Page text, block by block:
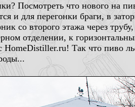
Посмотреть что нового на
и для перегонки браги, в
со второго этажа через
отделении, к
Так что пиво